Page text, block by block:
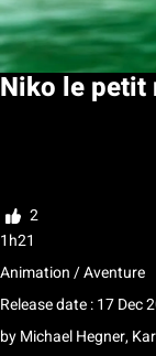
Niko le petit
2
1h21
Animation / Aventure
Release date : 17 Dec
byMichael Hegner,